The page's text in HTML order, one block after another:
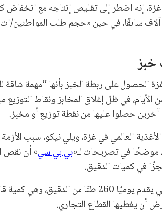
إنه اضطر إلى تقليص إنتاجه مع انخفاض
سابقًا، في حين «حجم طلب المواطنين/
خبز
الحصول على ربطة الخبز بأنها “مهمة شاقة
في ظل إغلاق المخابز ونقاط
حصلوا عليها من نقطة توزيع أو مخبز.
العالمي في غزة، ويلي نيكو، سبب
موضحًا في تصريحات لـ«بي بي سي» أن نقص
في كميات الدقيق.